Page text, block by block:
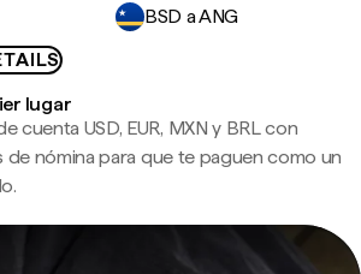
BSD a ANG
lugar
cuenta USD, EUR, MXN y BRL con
de nómina para que te paguen como un